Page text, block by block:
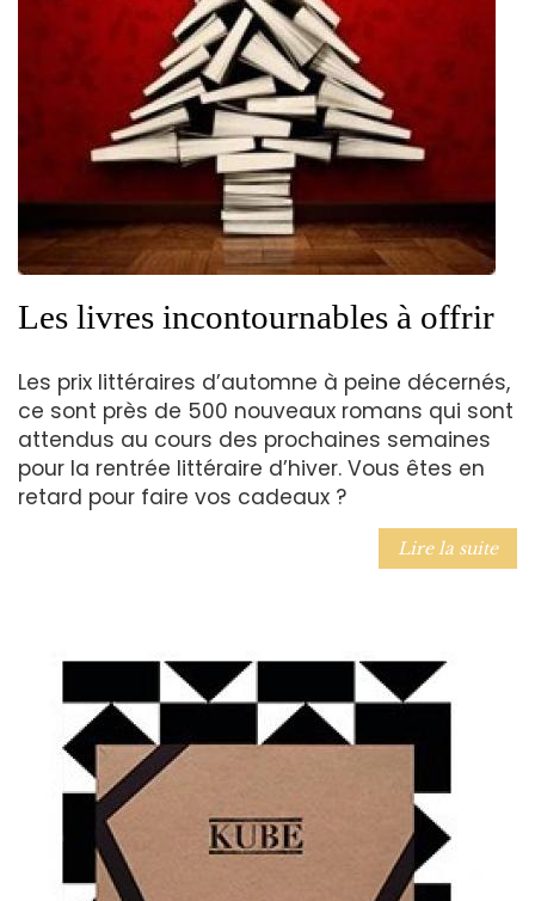
Les livres incontournables à offrir
Les prix littéraires d’automne à peine décernés,
ce sont près de 500 nouveaux romans qui sont
attendus au cours des prochaines semaines
pour la rentrée littéraire d’hiver. Vous êtes en
retard pour faire vos cadeaux ?
Lire la suite